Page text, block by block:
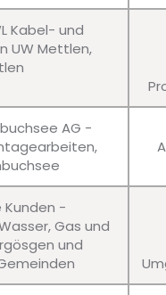
Kabel- und
UW Mettlen,
AG -
Kunden -
Gas und
und